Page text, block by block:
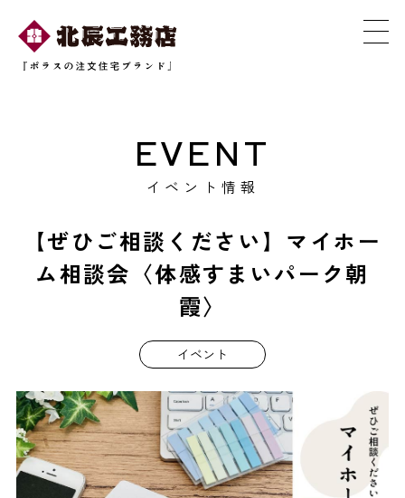
EVENT
イベント情報
【ぜひご相談ください】マイホー
ム相談会〈体感すまいパーク朝
霞〉
イベント